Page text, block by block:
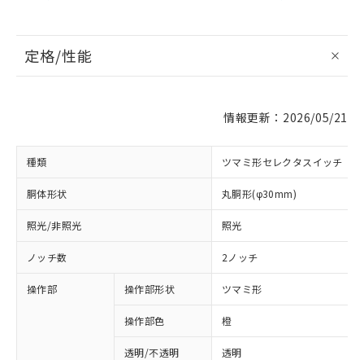
定格/性能
情報更新：2026/05/21
種類 ツマミ形セレクタスイッチ
胴体形状 丸胴形(φ30mm)
照光/非照光 照光
ノッチ数 2ノッチ
操作部 操作部形状 ツマミ形
操作部色 橙
透明/不透明 透明